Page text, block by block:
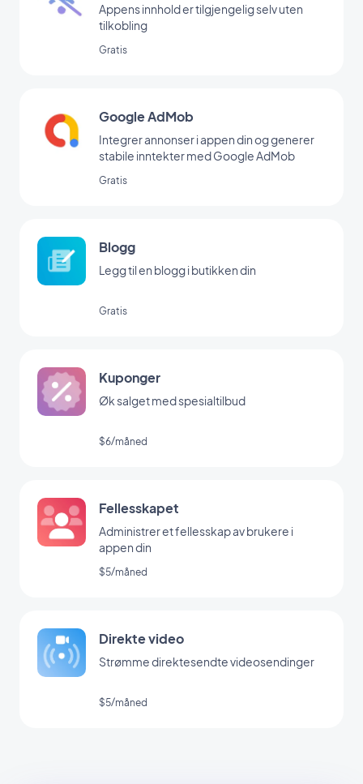
Appens innhold er tilgjengelig selv uten
tilkobling
Gratis
Google AdMob
Integrer annonser i appen din og generer
stabile inntekter med Google AdMob
Gratis
Blogg
Legg til en blogg i butikken din
Gratis
Kuponger
Øk salget med spesialtilbud
$6/måned
Fellesskapet
Administrer et fellesskap av brukere i
appen din
$5/måned
Direkte video
Strømme direktesendte videosendinger
$5/måned